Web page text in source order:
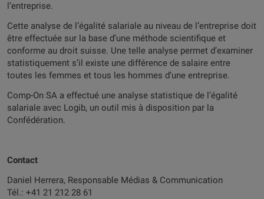
l’entreprise.
Cette analyse de l’égalité salariale au niveau de l’entreprise doit
être effectuée sur la base d’une méthode scientifique et
conforme au droit suisse. Une telle analyse permet d’examiner
statistiquement s’il existe une différence de salaire entre
toutes les femmes et tous les hommes d’une entreprise.
Comp-On SA a effectué une analyse statistique de l’égalité
salariale avec Logib, un outil mis à disposition par la
Confédération.
Contact
Daniel Herrera, Responsable Médias & Communication
Tél.: +41 21 212 28 61